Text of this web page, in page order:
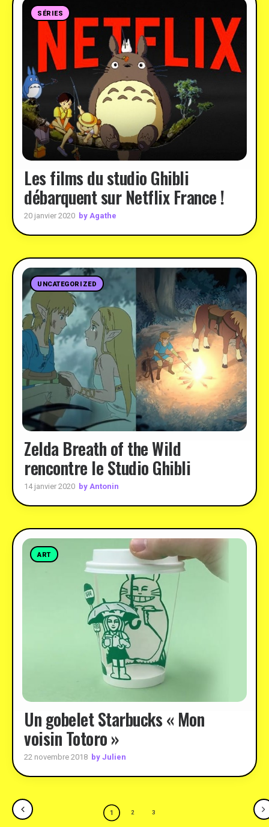
SÉRIES
Les films du studio Ghibli
débarquent sur Netflix France !
20 janvier 2020 by Agathe
UNCATEGORIZED
Zelda Breath of the Wild
rencontre le Studio Ghibli
14 janvier 2020 by Antonin
ART
Un gobelet Starbucks « Mon
voisin Totoro »
22 novembre 2018 by Julien
1 2 3